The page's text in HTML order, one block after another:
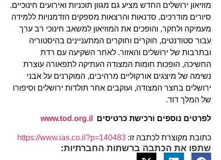
מוזיאון ירושלים החדש מציע גם מגוון תוכניות ואירועים חינוכיים.
סיורים מודרכים, סדנאות והרצאות מספקים הזדמנויות ללמידה
מעמיקה ולחקר, והופכים את המוזיאון למשאב חינוכי רב ערך
עבור סטודנטים, חוקרים וחוקרים המתעניינים בהיסטוריה
ובתרבות של ירושלים והאזור. לאחר השקיעה עם רדת
החשיכה, הופכות חומות המצודה העתיקה לתפאורה עוצרת
נשימה של מיצגים אורקוליים מרהיבים, המוקרנים על אבני
ירושלים בחצר המצודה, ועוקבים אחר תולדות ירושלים וסיפורו
של המלך דוד.
לפרטים נוספים ורכישת כרטיסים www.tod.org.il
כתובת מקוצרת לכתבה זו: https://www.ias.co.il?p=140483
שתפו את הכתבה ברשתות החברתיות: